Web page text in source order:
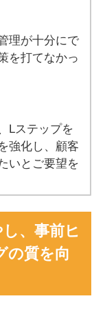
理が十分にで
を打てなかっ
Lステップを
強化し、顧客
いとご要望を
、事前ヒ
の質を向